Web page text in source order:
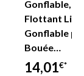
Gonflable,
Flottant Lit
Gonflable
Bouée…
14,01€*